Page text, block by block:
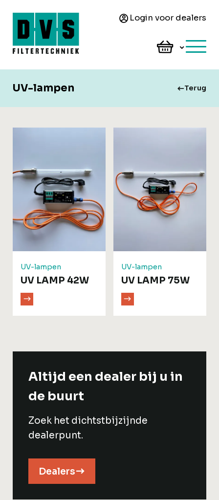
Login voor dealers
UV-lampen Terug
UV-lampen
UV LAMP 42W
UV-lampen
UV LAMP 75W
Altijd een dealer bij u in
de buurt
Zoek het dichtstbijzijnde
dealerpunt.
Dealers